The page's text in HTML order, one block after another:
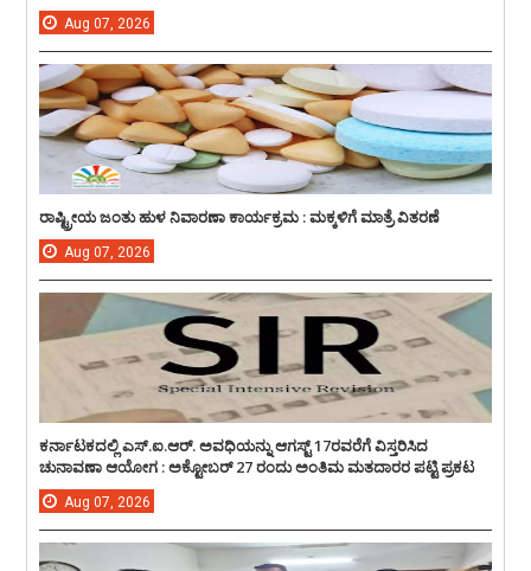
Aug 07, 2026
ರಾಷ್ಟ್ರೀಯ ಜಂತು ಹುಳ ನಿವಾರಣಾ ಕಾರ್ಯಕ್ರಮ : ಮಕ್ಕಳಿಗೆ ಮಾತ್ರೆ ವಿತರಣೆ
Aug 07, 2026
ಕರ್ನಾಟಕದಲ್ಲಿ ಎಸ್.ಐ.ಆರ್. ಅವಧಿಯನ್ನು ಆಗಸ್ಟ್ 17ರವರೆಗೆ ವಿಸ್ತರಿಸಿದ
ಚುನಾವಣಾ ಆಯೋಗ : ಅಕ್ಟೋಬರ್ 27 ರಂದು ಅಂತಿಮ ಮತದಾರರ ಪಟ್ಟಿ ಪ್ರಕಟ
Aug 07, 2026